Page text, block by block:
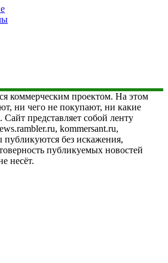
коммерческим проектом. На этом
ни чего не покупают, ни какие
представляет собой ленту
kommersant.ru,
без искажения,
публикуемых новостей
несёт.